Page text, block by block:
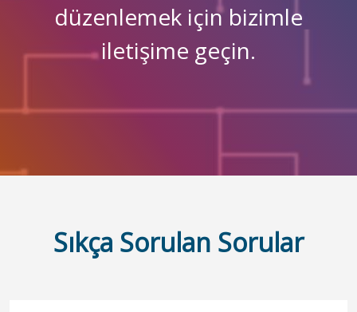
düzenlemek için bizimle
iletişime geçin.
Sıkça Sorulan Sorular